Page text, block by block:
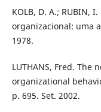
KOLB, D. A.; RUBIN,
organizacional: uma
1978.
LUTHANS, Fred. The
organizational
p. 695. Set. 2002.